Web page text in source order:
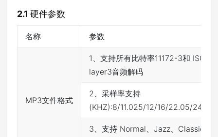
2.1 硬件参数
名称 参数
MP3文件格式
1、支持所有比特率11172-3和
layer3音频解码
2、采样率支持
(KHZ):8/11.025/12/16/22.05/24/
3、支持 Normal、Jazz、Classic、